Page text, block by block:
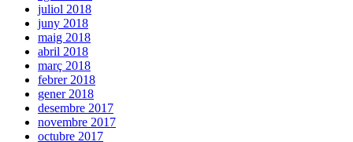
juliol 2018
juny 2018
maig 2018
abril 2018
març 2018
febrer 2018
gener 2018
desembre 2017
novembre 2017
octubre 2017